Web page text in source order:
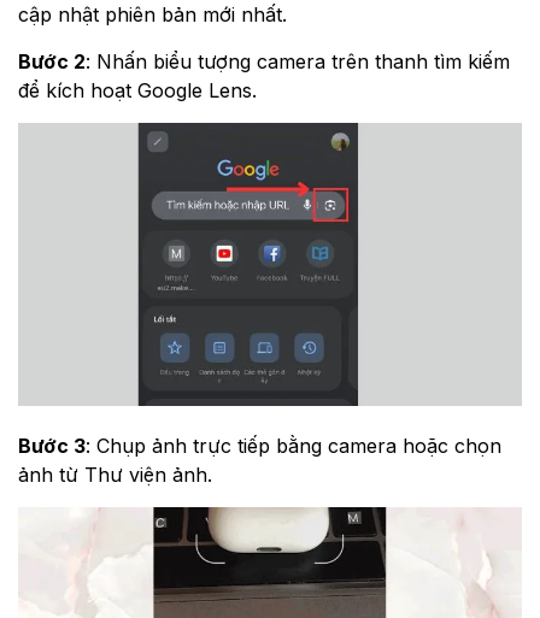
cập nhật phiên bản mới nhất.
Bước 2: Nhấn biểu tượng camera trên thanh tìm kiếm
để kích hoạt Google Lens.
Bước 3: Chụp ảnh trực tiếp bằng camera hoặc chọn
ảnh từ Thư viện ảnh.